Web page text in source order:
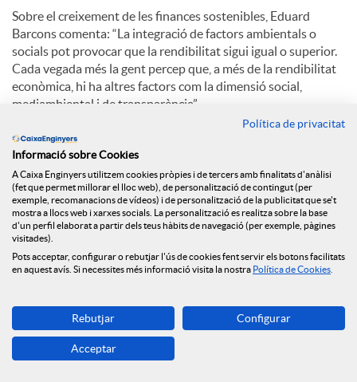
Sobre el creixement de les finances sostenibles, Eduard
Barcons comenta: “La integració de factors ambientals o
socials pot provocar que la rendibilitat sigui igual o superior.
Cada vegada més la gent percep que, a més de la rendibilitat
econòmica, hi ha altres factors com la dimensió social,
mediambiental i de transparència”.
Pel que fa a l’aposta de Caixa d’Enginyers per la digitalització,
Eduard Barcons explica: “El creixement d’oficines continuarà
sent com ha sigut sempre, progressiu. Hi ha una aposta
claríssima per la digitalització. El millor està per venir”.
C
o
m
Notícies relacionades
Política de privacitat
Informació sobre Cookies
A Caixa Enginyers utilitzem cookies pròpies i de tercers amb finalitats d'anàlisi
(fet que permet millorar el lloc web), de personalització de contingut (per
exemple, recomanacions de vídeos) i de personalització de la publicitat que se't
mostra a llocs web i xarxes socials. La personalització es realitza sobre la base
d'un perfil elaborat a partir dels teus hàbits de navegació (per exemple, pàgines
visitades).
Pots acceptar, configurar o rebutjar l'ús de cookies fent servir els botons facilitats
en aquest avís. Si necessites més informació visita la nostra Política de Cookies
Rebutjar Configurar
Acceptar